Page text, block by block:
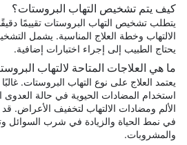
كيف يتم تشخيص التهاب البروستات؟
يتطلب تشخيص التهاب البروستات تقييمًا
الالتهاب وخطة العلاج المناسبة. يشمل
يحتاج الطبيب إلى إجراء اختبارات إضافية.
ما هي العلاجات المتاحة لالتهاب
يعتمد العلاج على نوع التهاب البروستات.
استخدام المضادات الحيوية في حالة العدوى
الألم ومضادات الالتهاب لتخفيف الأعراض.
في نمط الحياة والزيادة في شرب السوائل
والمشروبات.